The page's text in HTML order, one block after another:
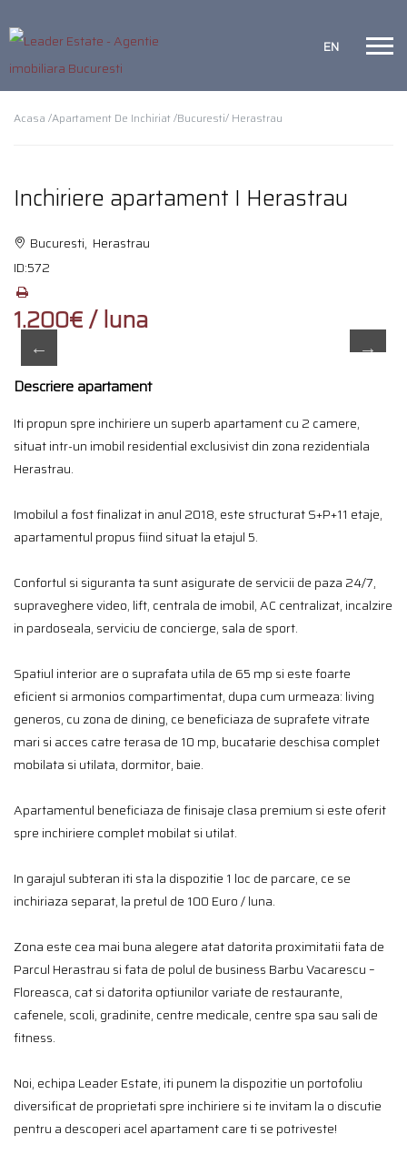
EN
Acasa /Apartament De Inchiriat /Bucuresti/ Herastrau
Inchiriere apartament I Herastrau
Bucuresti, Herastrau
ID:572
1.200€ / luna
Descriere apartament
Iti propun spre inchiriere un superb apartament cu 2 camere,
situat intr-un imobil residential exclusivist din zona rezidentiala
Herastrau.
Imobilul a fost finalizat in anul 2018, este structurat S+P+11 etaje,
apartamentul propus fiind situat la etajul 5.
Confortul si siguranta ta sunt asigurate de servicii de paza 24/7,
supraveghere video, lift, centrala de imobil, AC centralizat, incalzire
in pardoseala, serviciu de concierge, sala de sport.
Spatiul interior are o suprafata utila de 65 mp si este foarte
eficient si armonios compartimentat, dupa cum urmeaza: living
generos, cu zona de dining, ce beneficiaza de suprafete vitrate
mari si acces catre terasa de 10 mp, bucatarie deschisa complet
mobilata si utilata, dormitor, baie.
Apartamentul beneficiaza de finisaje clasa premium si este oferit
spre inchiriere complet mobilat si utilat.
In garajul subteran iti sta la dispozitie 1 loc de parcare, ce se
inchiriaza separat, la pretul de 100 Euro / luna.
Zona este cea mai buna alegere atat datorita proximitatii fata de
Parcul Herastrau si fata de polul de business Barbu Vacarescu –
Floreasca, cat si datorita optiunilor variate de restaurante,
cafenele, scoli, gradinite, centre medicale, centre spa sau sali de
fitness.
Noi, echipa Leader Estate, iti punem la dispozitie un portofoliu
diversificat de proprietati spre inchiriere si te invitam la o discutie
pentru a descoperi acel apartament care ti se potriveste!